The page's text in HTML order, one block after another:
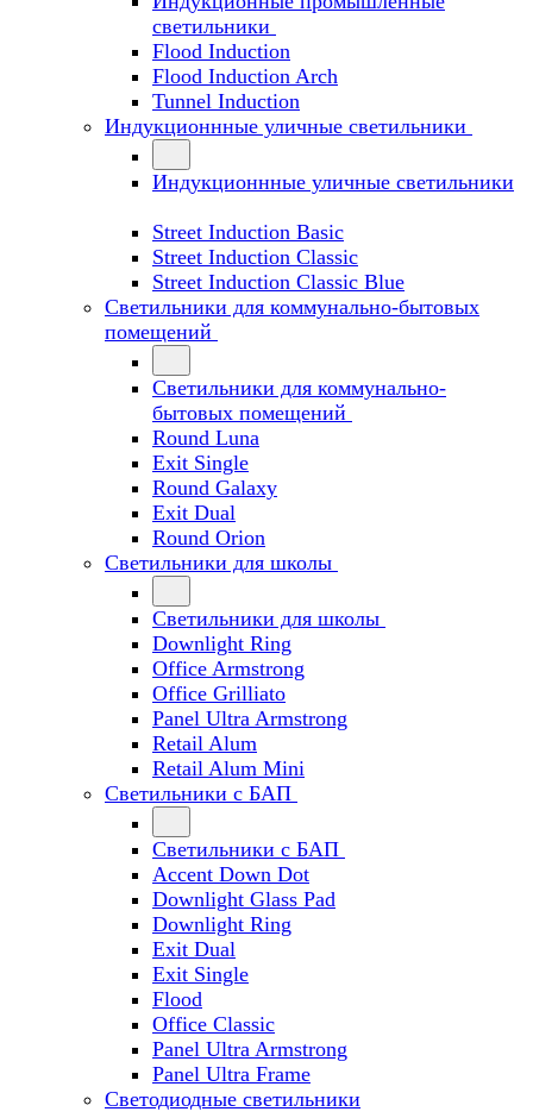
светильники
Flood Induction
Flood Induction Arch
Tunnel Induction
Индукционнные уличные светильники
Индукционнные уличные светильники
Street Induction Basic
Street Induction Classic
Street Induction Classic Blue
Светильники для коммунально-бытовых
помещений
Светильники для коммунально-
бытовых помещений
Round Luna
Exit Single
Round Galaxy
Exit Dual
Round Orion
Светильники для школы
Светильники для школы
Downlight Ring
Office Armstrong
Office Grilliato
Panel Ultra Armstrong
Retail Alum
Retail Alum Mini
Светильники с БАП
Светильники с БАП
Accent Down Dot
Downlight Glass Pad
Downlight Ring
Exit Dual
Exit Single
Flood
Office Classic
Panel Ultra Armstrong
Panel Ultra Frame
Светодиодные светильники